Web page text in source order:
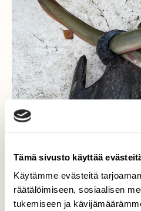
Tämä sivusto käyttää
Käytämme evästeitä
räätälöimiseen, sosiaalisen
tukemiseen ja